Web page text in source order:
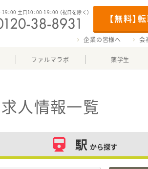
【無料】
：00 土日10：00-19：00 （祝日を除く）
企業の皆様へ 会
ファルマラボ 薬学生
人情報一覧
駅 から探す